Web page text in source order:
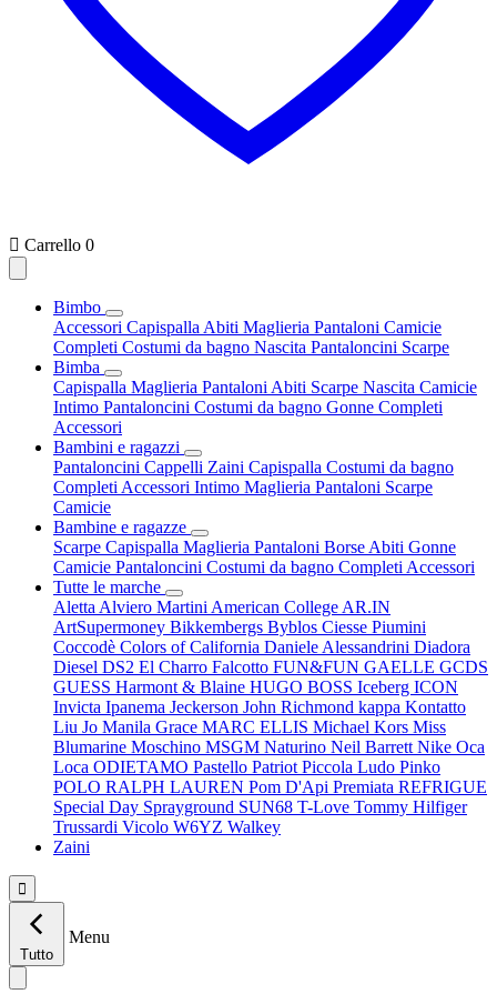
 Carrello 0
Bimbo
Accessori Capispalla Abiti Maglieria Pantaloni Camicie
Completi Costumi da bagno Nascita Pantaloncini Scarpe
Bimba
Capispalla Maglieria Pantaloni Abiti Scarpe Nascita Camicie
Intimo Pantaloncini Costumi da bagno Gonne Completi
Accessori
Bambini e ragazzi
Pantaloncini Cappelli Zaini Capispalla Costumi da bagno
Completi Accessori Intimo Maglieria Pantaloni Scarpe
Camicie
Bambine e ragazze
Scarpe Capispalla Maglieria Pantaloni Borse Abiti Gonne
Camicie Pantaloncini Costumi da bagno Completi Accessori
Tutte le marche
Aletta Alviero Martini American College AR.IN
ArtSupermoney Bikkembergs Byblos Ciesse Piumini
Coccodè Colors of California Daniele Alessandrini Diadora
Diesel DS2 El Charro Falcotto FUN&FUN GAELLE GCDS
GUESS Harmont & Blaine HUGO BOSS Iceberg ICON
Invicta Ipanema Jeckerson John Richmond kappa Kontatto
Liu Jo Manila Grace MARC ELLIS Michael Kors Miss
Blumarine Moschino MSGM Naturino Neil Barrett Nike Oca
Loca ODIETAMO Pastello Patriot Piccola Ludo Pinko
POLO RALPH LAUREN Pom D'Api Premiata REFRIGUE
Special Day Sprayground SUN68 T-Love Tommy Hilfiger
Trussardi Vicolo W6YZ Walkey
Zaini

Tutto
Menu